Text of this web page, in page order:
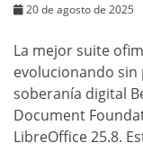
20 de agosto de 2025
La mejor suite
evolucionando sin
soberanía digital
Document
LibreOffice 25.8.